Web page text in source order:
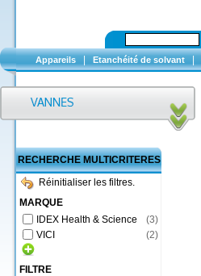
Appareils Etanchéité de solvant
RECHERCHE MULTICRITERES
Réinitialiser les filtres.
MARQUE
IDEX Health & Science
(3)
VICI
(2)
FILTRE